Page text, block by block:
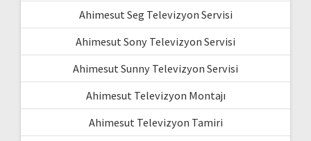
Ahimesut Seg Televizyon Servisi
Ahimesut Sony Televizyon Servisi
Ahimesut Sunny Televizyon Servisi
Ahimesut Televizyon Montajı
Ahimesut Televizyon Tamiri